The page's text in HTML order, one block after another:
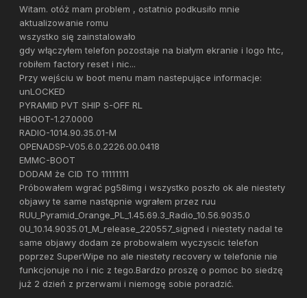
Witam. otóż mam problem , ostatnio podkusiło mnie
aktualizowanie romu
wszystko się zainstalowało
gdy włączyłem telefon pozostaje na białym ekranie i logo htc,
robiłem factory reset i nic...
Przy wejściu w boot menu mam nastepujące informacje:
unLOCKED
PYRAMID PVT SHIP S-OFF RL
HBOOT-1.27.0000
RADIO-1014.90.35.01-M
OPENADSP-V05.6.0.2226.00.0418
EMMC-BOOT
DODAM że CID TO 11111111
Próbowałem wgrać pg58img i wszystko poszło ok ale niestety
objawy te same następnie wgrałem przez ruu
RUU_Pyramid_Orange_PL_1.45.69.3_Radio_10.56.9035.0
0U_10.14.9035.01_M_release_220557_signed i niestety nadal te
same objawy dodam ze probowalem wyczyscic telefon
poprzez SuperWipe no ale niestety recovery w telefonie nie
funkcjonuje no i nic z tego.Bardzo proszę o pomoc bo siedzę
już 2 dzień z przerwami i niemogę sobie poradzić.